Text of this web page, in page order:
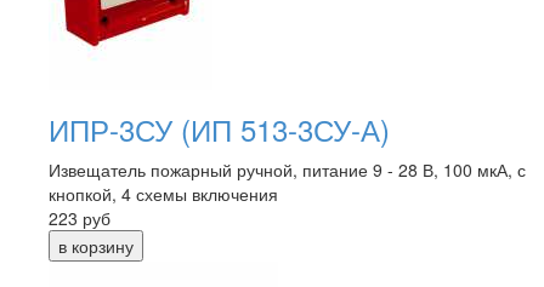
ИПР-3СУ (ИП 513-3СУ-А)
Извещатель пожарный ручной, питание 9 - 28 В, 100 мкА, с
кнопкой, 4 схемы включения
223 руб